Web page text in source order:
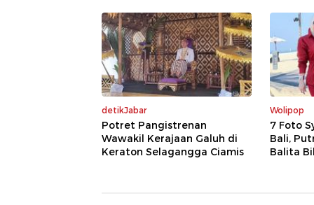
detikJabar
Potret Pangistrenan
Wawakil Kerajaan Galuh di
Keraton Selagangga Ciamis
Wolipop
7 Foto
Bali,
Balita